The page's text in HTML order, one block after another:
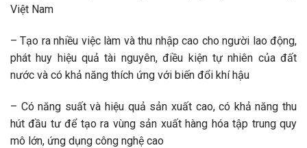
Việt Nam
– Tạo ra nhiều việc làm và thu nhập cao cho người lao động,
phát huy hiệu quả tài nguyên, điều kiện tự nhiên của đất
nước và có khả năng thích ứng với biến đổi khí hậu
– Có năng suất và hiệu quả sản xuất cao, có khả năng thu
hút đầu tư để tạo ra vùng sản xuất hàng hóa tập trung quy
mô lớn, ứng dụng công nghệ cao